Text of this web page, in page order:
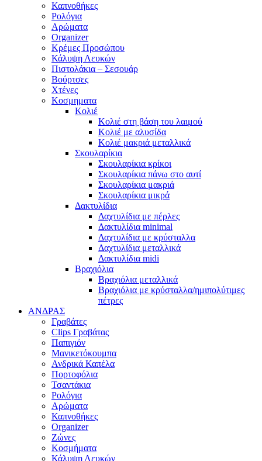
Καπνοθήκες
Ρολόγια
Αρώματα
Organizer
Κρέμες Προσώπου
Κάλυψη Λευκών
Πιστολάκια – Σεσουάρ
Βούρτσες
Χτένες
Κοσμηματα
Κολιέ
Κολιέ στη βάση του λαιμού
Κολιέ με αλυσίδα
Κολιέ μακριά μεταλλικά
Σκουλαρίκια
Σκουλαρίκια κρίκοι
Σκουλαρίκια πάνω στο αυτί
Σκουλαρίκια μακριά
Σκουλαρίκια μικρά
Δακτυλίδια
Δαχτυλίδια με πέρλες
Δακτυλίδια minimal
Δαχτυλίδια με κρύσταλλα
Δαχτυλίδια μεταλλικά
Δακτυλίδια midi
Βραχιόλια
Βραχιόλια μεταλλικά
Βραχιόλια με κρύσταλλα/ημιπολύτιμες
πέτρες
ΑΝΔΡΑΣ
Γραβάτες
Clips Γραβάτας
Παπιγιόν
Μανικετόκουμπα
Ανδρικά Καπέλα
Πορτοφόλια
Τσαντάκια
Ρολόγια
Αρώματα
Καπνοθήκες
Organizer
Ζώνες
Κοσμήματα
Κάλυψη Λευκών